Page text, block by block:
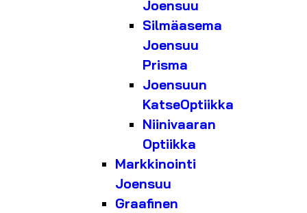
Joensuu
Silmäasema
Joensuu
Prisma
Joensuun
KatseOptiikka
Niinivaaran
Optiikka
Markkinointi
Joensuu
Graafinen